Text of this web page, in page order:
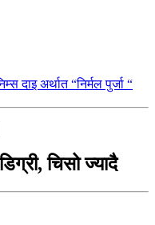
दाइ अर्थात “निर्मल पुर्जा “
चिसो ज्यादै